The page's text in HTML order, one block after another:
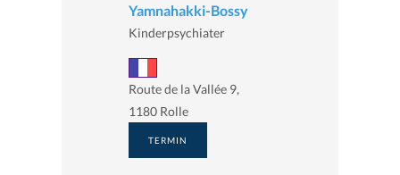
Yamnahakki-Bossy
Kinderpsychiater
Route de la Vallée 9,
1180 Rolle
TERMIN